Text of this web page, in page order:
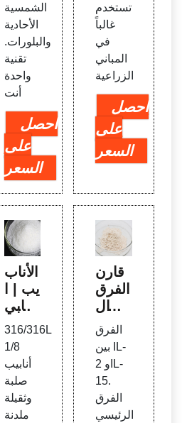
الشمسية
الأحادية
والبلورات.
تقنية
واحدة
أنت
احصل
على
السعر
تستخدم
غالباً
في
المباني
الزراعية
احصل
على
السعر
الأناب
يب | ا
لأنابي
ب وم
لحقاته
wage
lok
316/316L
1/8
أنابيب
صلبة
وثقيلة
ملدنة
قارن
الفرق
بين ال
مصطل
حات ا
لمتشا
بهة
الفرق
بين IL-
2 وIL-
15.
الفرق
الرئيسي